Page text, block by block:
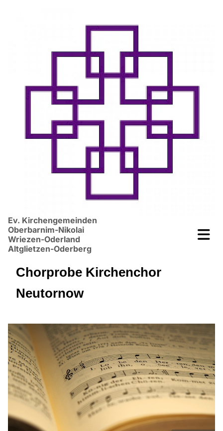
Ev. Kirchengemeinden
Oberbarnim-Nikolai
Wriezen-Oderland
Altglietzen-Oderberg
Chorprobe Kirchenchor
Neutornow